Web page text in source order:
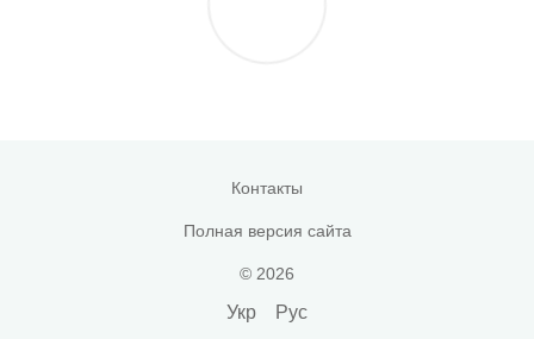
Контакты
Полная версия сайта
© 2026
Укр Рус